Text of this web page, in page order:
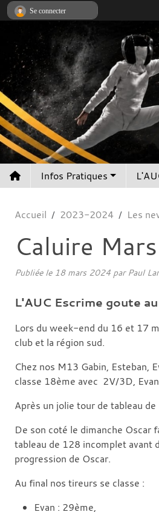
Infos Pratiques
Accueil 2023-2024 Les
Caluire
Publiée le 18 mars 2024 par Paul
L'AUC Escrime goute
Lors du week-end du 16 et 17
club et la région sud.
Chez nos M13 Gabin, Esteban,
classe 18ème avec 2V/3D,
Après un jolie tour de tableau
De son coté le dimanche Oscar
tableau de 128 incomplet avant
progression de Oscar.
Au final nos tireurs se classe :
Evan : 29ème,
Se connecter
Panneau de gestion des cookies